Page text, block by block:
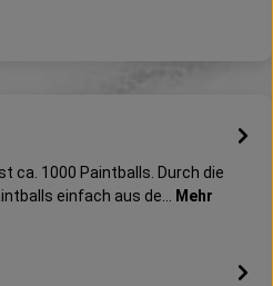
ca. 1000 Paintballs. Durch die
einfach aus de…
Mehr